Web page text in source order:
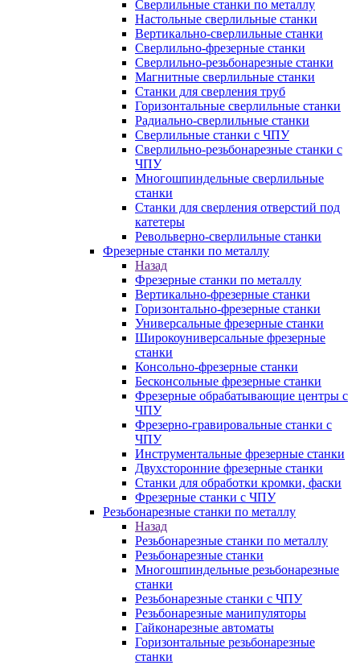
Сверлильные станки по металлу
Настольные сверлильные станки
Вертикально-сверлильные станки
Сверлильно-фрезерные станки
Сверлильно-резьбонарезные станки
Магнитные сверлильные станки
Станки для сверления труб
Горизонтальные сверлильные станки
Радиально-сверлильные станки
Сверлильные станки с ЧПУ
Сверлильно-резьбонарезные станки с
ЧПУ
Многошпиндельные сверлильные
станки
Станки для сверления отверстий под
катетеры
Револьверно-сверлильные станки
Фрезерные станки по металлу
Назад
Фрезерные станки по металлу
Вертикально-фрезерные станки
Горизонтально-фрезерные станки
Универсальные фрезерные станки
Широкоуниверсальные фрезерные
станки
Консольно-фрезерные станки
Бесконсольные фрезерные станки
Фрезерные обрабатывающие центры с
ЧПУ
Фрезерно-гравировальные станки с
ЧПУ
Инструментальные фрезерные станки
Двухсторонние фрезерные станки
Станки для обработки кромки, фаски
Фрезерные станки с ЧПУ
Резьбонарезные станки по металлу
Назад
Резьбонарезные станки по металлу
Резьбонарезные станки
Многошпиндельные резьбонарезные
станки
Резьбонарезные станки с ЧПУ
Резьбонарезные манипуляторы
Гайконарезные автоматы
Горизонтальные резьбонарезные
станки